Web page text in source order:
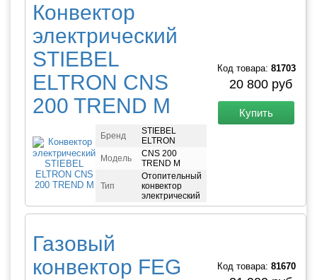
Конвектор
электрический
STIEBEL
ELTRON CNS
200 TREND M
Код товара: 81703
20 800 руб
Купить
Бренд
STIEBEL
ELTRON
Модель
CNS 200
TREND M
Тип
Отопительный
конвектор
электрический
Газовый
конвектор FEG
Код товара: 81670